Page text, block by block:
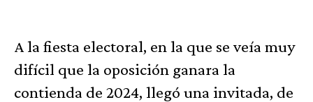
A la fiesta electoral, en la que se veía muy
difícil que la oposición ganara la
contienda de 2024, llegó una invitada, de